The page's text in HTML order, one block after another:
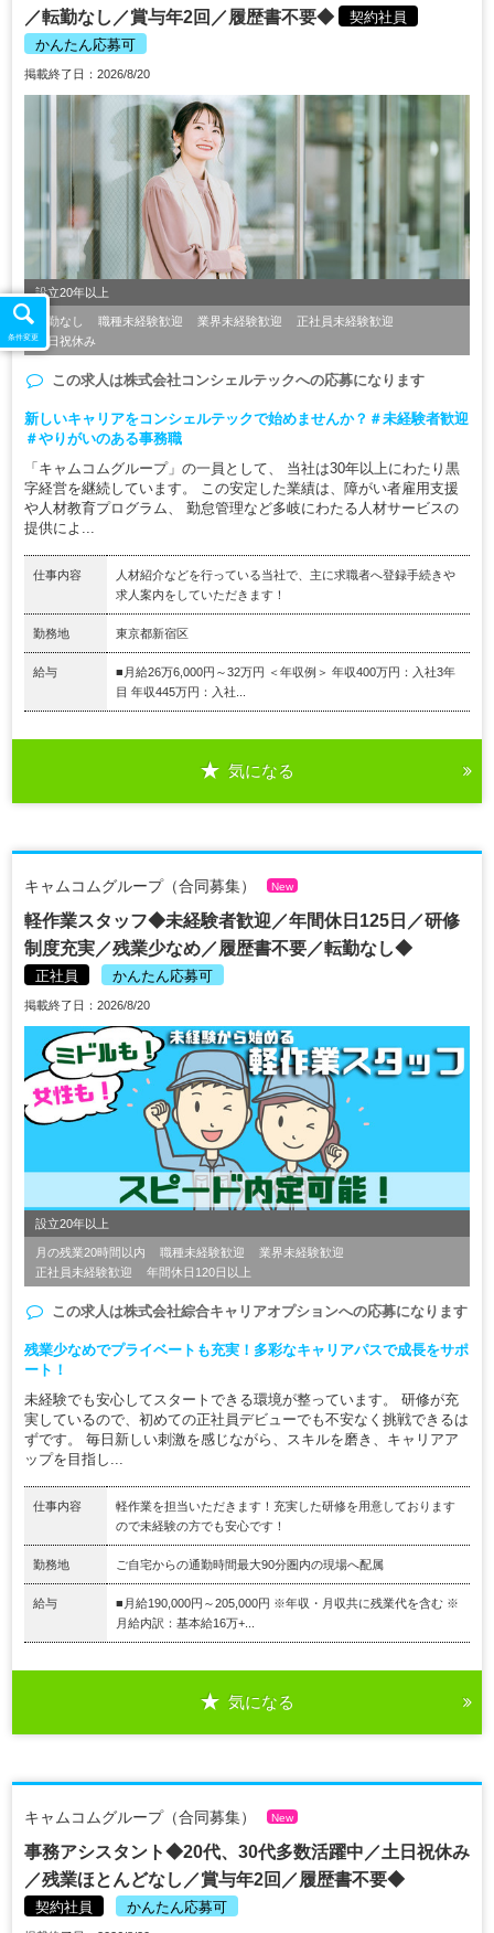
／転勤なし／賞与年2回／履歴書不要◆
契約社員
かんたん応募可
掲載終了日：2026/8/20
設立20年以上
転勤なし 職種未経験歓迎 業界未経験歓迎
正社員未経験歓迎
土日祝休み
この求人は株式会社コンシェルテックへの応募になります
新しいキャリアをコンシェルテックで始めませんか？＃未経験者歓迎
＃やりがいのある事務職
「キャムコムグループ」の一員として、 当社は30年以上にわたり黒
字経営を継続しています。 この安定した業績は、障がい者雇用支援
や人材教育プログラム、 勤怠管理など多岐にわたる人材サービスの
提供によ...
仕事内容
人材紹介などを行っている当社で、主に求職者へ登録手続きや
求人案内をしていただきます！
勤務地 東京都新宿区
給与
■月給26万6,000円～32万円 ＜年収例＞ 年収400万円：入社3年
目 年収445万円：入社...
気になる
キャムコムグループ（合同募集） New
軽作業スタッフ◆未経験者歓迎／年間休日125日／研修
制度充実／残業少なめ／履歴書不要／転勤なし◆
正社員 かんたん応募可
掲載終了日：2026/8/20
設立20年以上
月の残業20時間以内 職種未経験歓迎
業界未経験歓迎
正社員未経験歓迎
年間休日120日以上
この求人は株式会社綜合キャリアオプションへの応募になります
残業少なめでプライベートも充実！多彩なキャリアパスで成長をサポ
ート！
未経験でも安心してスタートできる環境が整っています。 研修が充
実しているので、初めての正社員デビューでも不安なく挑戦できるは
ずです。 毎日新しい刺激を感じながら、スキルを磨き、キャリアア
ップを目指し...
仕事内容
軽作業を担当いただきます！充実した研修を用意しております
ので未経験の方でも安心です！
勤務地 ご自宅からの通勤時間最大90分圏内の現場へ配属
給与
■月給190,000円～205,000円 ※年収・月収共に残業代を含む ※
月給内訳：基本給16万+...
気になる
キャムコムグループ（合同募集） New
事務アシスタント◆20代、30代多数活躍中／土日祝休み
／残業ほとんどなし／賞与年2回／履歴書不要◆
契約社員 かんたん応募可
条件変更